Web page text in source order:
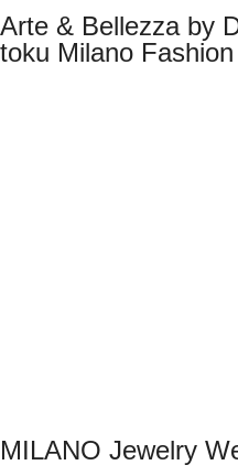
Arte & Bellezza by
toku Milano
MILANO Jewelry